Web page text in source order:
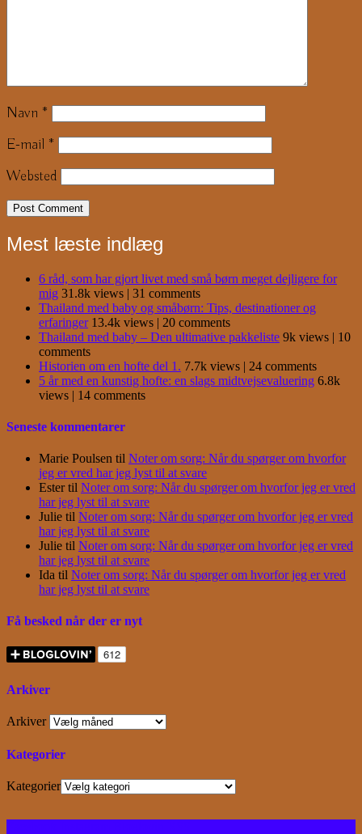
Navn *
E-mail *
Websted
Mest læste indlæg
6 råd, som har gjort livet med små børn meget dejligere for
mig 31.8k views | 31 comments
Thailand med baby og småbørn: Tips, destinationer og
erfaringer 13.4k views | 20 comments
Thailand med baby – Den ultimative pakkeliste 9k views | 10
comments
Historien om en hofte del 1. 7.7k views | 24 comments
5 år med en kunstig hofte: en slags midtvejsevaluering 6.8k
views | 14 comments
Seneste kommentarer
Marie Poulsen til Noter om sorg: Når du spørger om hvorfor
jeg er vred har jeg lyst til at svare
Estertil Noter om sorg: Når du spørger om hvorfor jeg er vred
har jeg lyst til at svare
Julie til Noter om sorg: Når du spørger om hvorfor jeg er vred
har jeg lyst til at svare
Julie til Noter om sorg: Når du spørger om hvorfor jeg er vred
har jeg lyst til at svare
Ida til Noter om sorg: Når du spørger om hvorfor jeg er vred
har jeg lyst til at svare
Få besked når der er nyt
Arkiver
Arkiver
Kategorier
Kategorier